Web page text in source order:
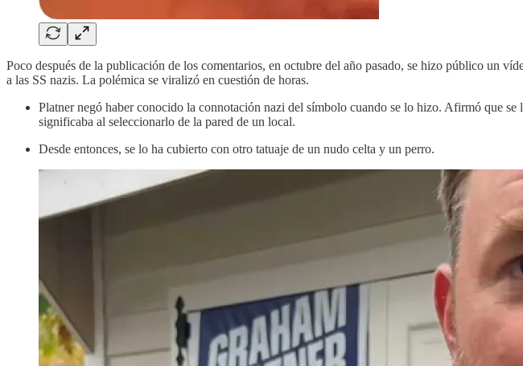
Poco después de la publicación de los comentarios, en octubre del año pasado, se hizo público un
a las SS nazis. La polémica se viralizó en cuestión de horas.
Platner negó haber conocido la connotación nazi del símbolo cuando se lo hizo. Afirmó que
significaba al seleccionarlo de la pared de un local.
Desde entonces, se lo ha cubierto con otro tatuaje de un nudo celta y un perro.